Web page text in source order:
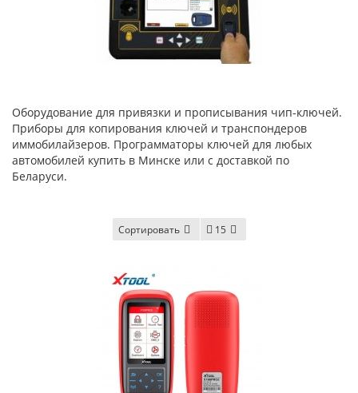
Оборудование для привязки и прописывания чип-ключей.
Приборы для копирования ключей и транспондеров
иммобилайзеров. Программаторы ключей для любых
автомобилей купить в Минске или с доставкой по
Беларуси.
Сортировать 15